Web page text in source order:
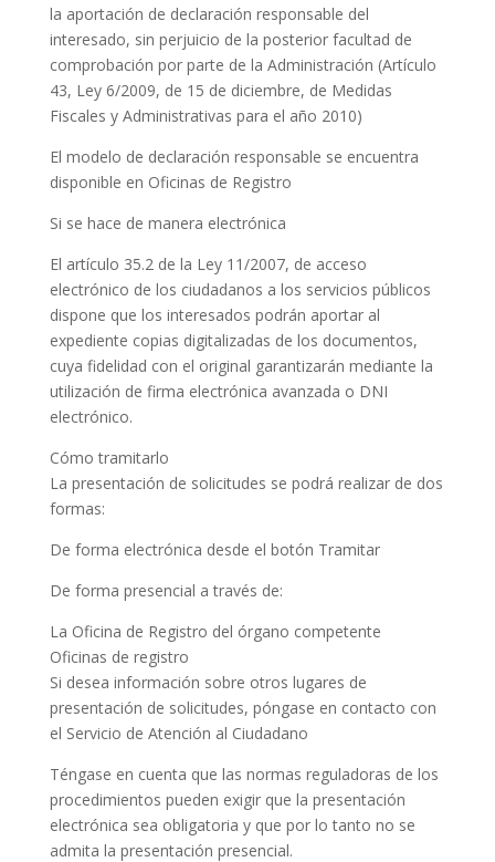
la aportación de declaración responsable del
interesado, sin perjuicio de la posterior facultad de
comprobación por parte de la Administración (Artículo
43, Ley 6/2009, de 15 de diciembre, de Medidas
Fiscales y Administrativas para el año 2010)
El modelo de declaración responsable se encuentra
disponible en Oficinas de Registro
Si se hace de manera electrónica
El artículo 35.2 de la Ley 11/2007, de acceso
electrónico de los ciudadanos a los servicios públicos
dispone que los interesados podrán aportar al
expediente copias digitalizadas de los documentos,
cuya fidelidad con el original garantizarán mediante la
utilización de firma electrónica avanzada o DNI
electrónico.
Cómo tramitarlo
La presentación de solicitudes se podrá realizar de dos
formas:
De forma electrónica desde el botón Tramitar
De forma presencial a través de:
La Oficina de Registro del órgano competente
Oficinas de registro
Si desea información sobre otros lugares de
presentación de solicitudes, póngase en contacto con
el Servicio de Atención al Ciudadano
Téngase en cuenta que las normas reguladoras de los
procedimientos pueden exigir que la presentación
electrónica sea obligatoria y que por lo tanto no se
admita la presentación presencial.